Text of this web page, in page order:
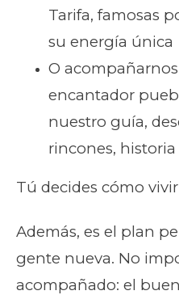
Tarifa, famosas
su energía única
O
encantador
nuestro guía,
rincones,
Tú decides cómo
Además, es el plan
gente nueva. No
acompañado: el